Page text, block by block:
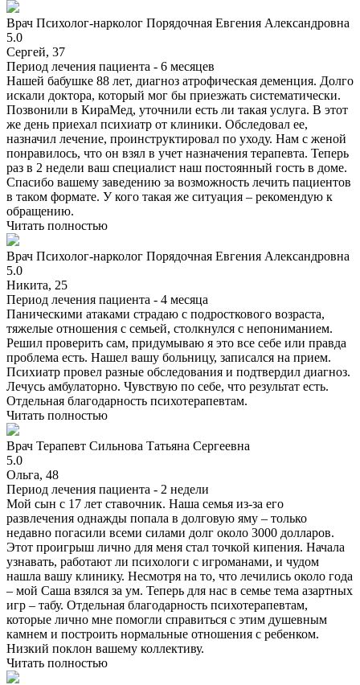
Врач Психолог-нарколог Порядочная Евгения Александровна
5.0
Сергей, 37
Период лечения пациента - 6 месяцев
Нашей бабушке 88 лет, диагноз атрофическая деменция. Долго
искали доктора, который мог бы приезжать систематически.
Позвонили в КираМед, уточнили есть ли такая услуга. В этот
же день приехал психиатр от клиники. Обследовал ее,
назначил лечение, проинструктировал по уходу. Нам с женой
понравилось, что он взял в учет назначения терапевта. Теперь
раз в 2 недели ваш специалист наш постоянный гость в доме.
Спасибо вашему заведению за возможность лечить пациентов
в таком формате. У кого такая же ситуация – рекомендую к
обращению.
Читать полностью
Врач Психолог-нарколог Порядочная Евгения Александровна
5.0
Никита, 25
Период лечения пациента - 4 месяца
Паническими атаками страдаю с подросткового возраста,
тяжелые отношения с семьей, столкнулся с непониманием.
Решил проверить сам, придумываю я это все себе или правда
проблема есть. Нашел вашу больницу, записался на прием.
Психиатр провел разные обследования и подтвердил диагноз.
Лечусь амбулаторно. Чувствую по себе, что результат есть.
Отдельная благодарность психотерапевтам.
Читать полностью
Врач Терапевт Сильнова Татьяна Сергеевна
5.0
Ольга, 48
Период лечения пациента - 2 недели
Мой сын с 17 лет ставочник. Наша семья из-за его
развлечения однажды попала в долговую яму – только
недавно погасили всеми силами долг около 3000 долларов.
Этот проигрыш лично для меня стал точкой кипения. Начала
узнавать, работают ли психологи с игроманами, и чудом
нашла вашу клинику. Несмотря на то, что лечились около года
– мой Саша взялся за ум. Теперь для нас в семье тема азартных
игр – табу. Отдельная благодарность психотерапевтам,
которые лично мне помогли справиться с этим душевным
камнем и построить нормальные отношения с ребенком.
Низкий поклон вашему коллективу.
Читать полностью